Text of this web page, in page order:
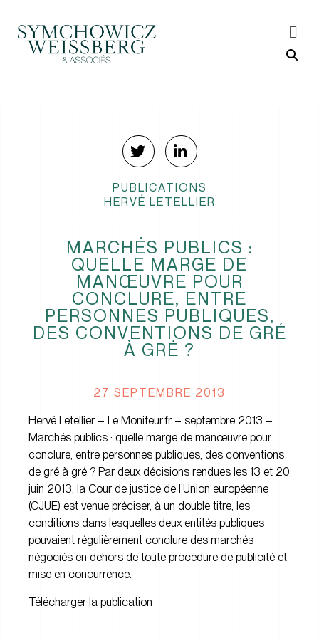
PUBLICATIONS
HERVÉ LETELLIER
MARCHÉS PUBLICS :
QUELLE MARGE DE
MANŒUVRE POUR
CONCLURE, ENTRE
PERSONNES PUBLIQUES,
DES CONVENTIONS DE GRÉ
À GRÉ ?
27 SEPTEMBRE 2013
Hervé Letellier – Le Moniteur.fr – septembre 2013 –
Marchés publics : quelle marge de manœuvre pour
conclure, entre personnes publiques, des conventions
de gré à gré ? Par deux décisions rendues les 13 et 20
juin 2013, la Cour de justice de l’Union européenne
(CJUE) est venue préciser, à un double titre, les
conditions dans lesquelles deux entités publiques
pouvaient régulièrement conclure des marchés
négociés en dehors de toute procédure de publicité et
mise en concurrence.
Télécharger la publication